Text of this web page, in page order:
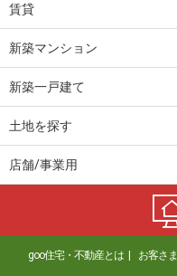
賃貸
新築マンション
新築一戸建て
土地を探す
店舗/事業用
goo住宅・不動産とは お客さ